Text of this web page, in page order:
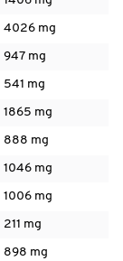
4026 mg
947 mg
541 mg
1865 mg
888 mg
1046 mg
1006 mg
211 mg
898 mg